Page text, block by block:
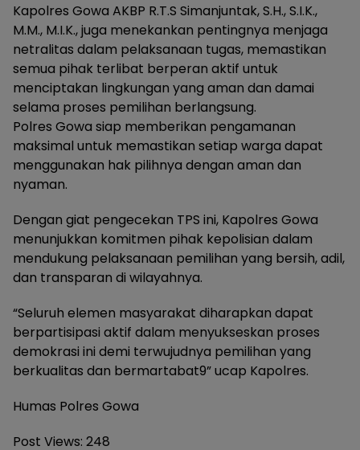
Kapolres Gowa AKBP R.T.S Simanjuntak, S.H., S.I.K.,
M.M., M.I.K., juga menekankan pentingnya menjaga
netralitas dalam pelaksanaan tugas, memastikan
semua pihak terlibat berperan aktif untuk
menciptakan lingkungan yang aman dan damai
selama proses pemilihan berlangsung.
Polres Gowa siap memberikan pengamanan
maksimal untuk memastikan setiap warga dapat
menggunakan hak pilihnya dengan aman dan
nyaman.
Dengan giat pengecekan TPS ini, Kapolres Gowa
menunjukkan komitmen pihak kepolisian dalam
mendukung pelaksanaan pemilihan yang bersih, adil,
dan transparan di wilayahnya.
“Seluruh elemen masyarakat diharapkan dapat
berpartisipasi aktif dalam menyukseskan proses
demokrasi ini demi terwujudnya pemilihan yang
berkualitas dan bermartabat9” ucap Kapolres.
Humas Polres Gowa
Post Views: 248